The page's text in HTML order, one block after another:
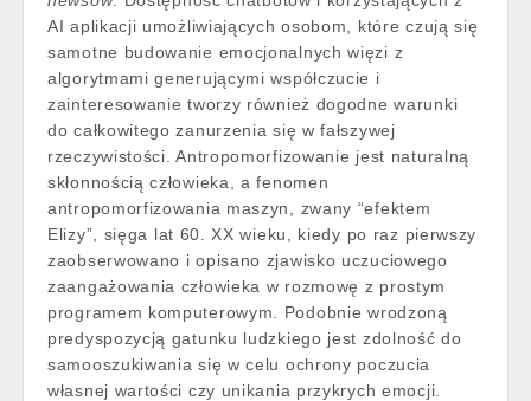
AI aplikacji umożliwiających osobom, które czują się
samotne budowanie emocjonalnych więzi z
algorytmami generującymi współczucie i
zainteresowanie tworzy również dogodne warunki
do całkowitego zanurzenia się w fałszywej
rzeczywistości. Antropomorfizowanie jest naturalną
skłonnością człowieka, a fenomen
antropomorfizowania maszyn, zwany “efektem
Elizy”, sięga lat 60. XX wieku, kiedy po raz pierwszy
zaobserwowano i opisano zjawisko uczuciowego
zaangażowania człowieka w rozmowę z prostym
programem komputerowym. Podobnie wrodzoną
predyspozycją gatunku ludzkiego jest zdolność do
samooszukiwania się w celu ochrony poczucia
własnej wartości czy unikania przykrych emocji.